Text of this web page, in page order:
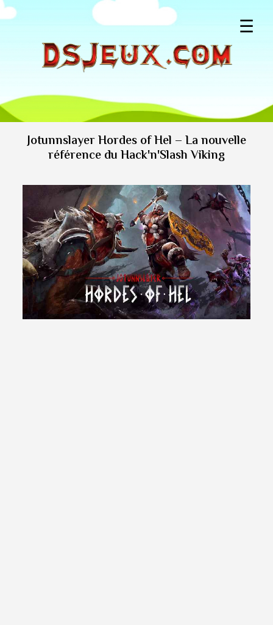
☰
Jotunnslayer Hordes of Hel – La nouvelle
référence du Hack'n'Slash Viking